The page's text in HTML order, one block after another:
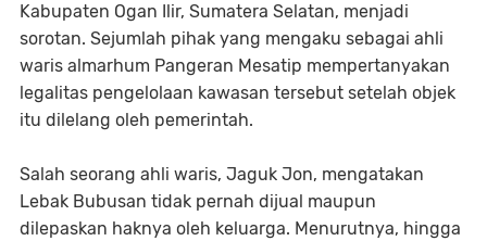
Kabupaten Ogan Ilir, Sumatera Selatan, menjadi
sorotan. Sejumlah pihak yang mengaku sebagai ahli
waris almarhum Pangeran Mesatip mempertanyakan
legalitas pengelolaan kawasan tersebut setelah objek
itu dilelang oleh pemerintah.
Salah seorang ahli waris, Jaguk Jon, mengatakan
Lebak Bubusan tidak pernah dijual maupun
dilepaskan haknya oleh keluarga. Menurutnya, hingga